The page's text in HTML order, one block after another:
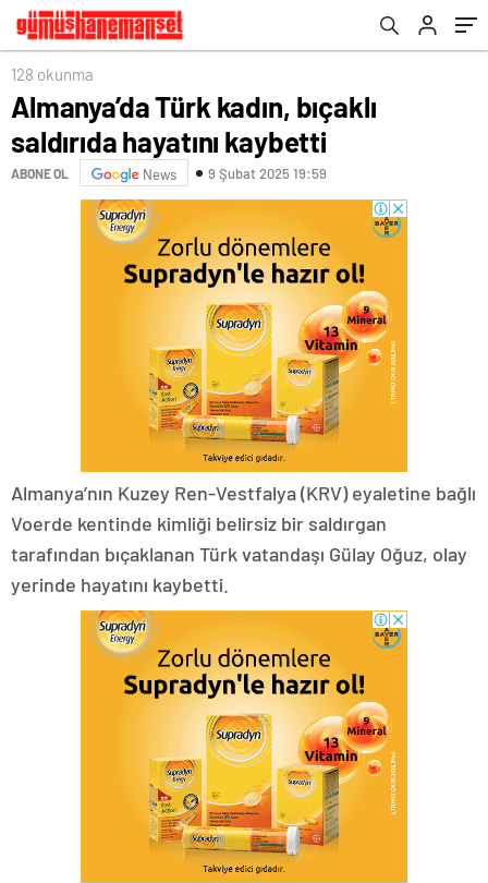
128 okunma
Almanya’da Türk kadın, bıçaklı
saldırıda hayatını kaybetti
ABONE OL News 9 Şubat 2025 19:59
Almanya’nın Kuzey Ren-Vestfalya (KRV) eyaletine bağlı
Voerde kentinde kimliği belirsiz bir saldırgan
tarafından bıçaklanan Türk vatandaşı Gülay Oğuz, olay
yerinde hayatını kaybetti.